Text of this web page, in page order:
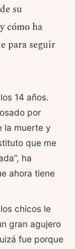
su
cómo ha
para seguir
14 años.
por
la muerte y
que me
ha
ahora tiene
chicos le
gran agujero
fue porque